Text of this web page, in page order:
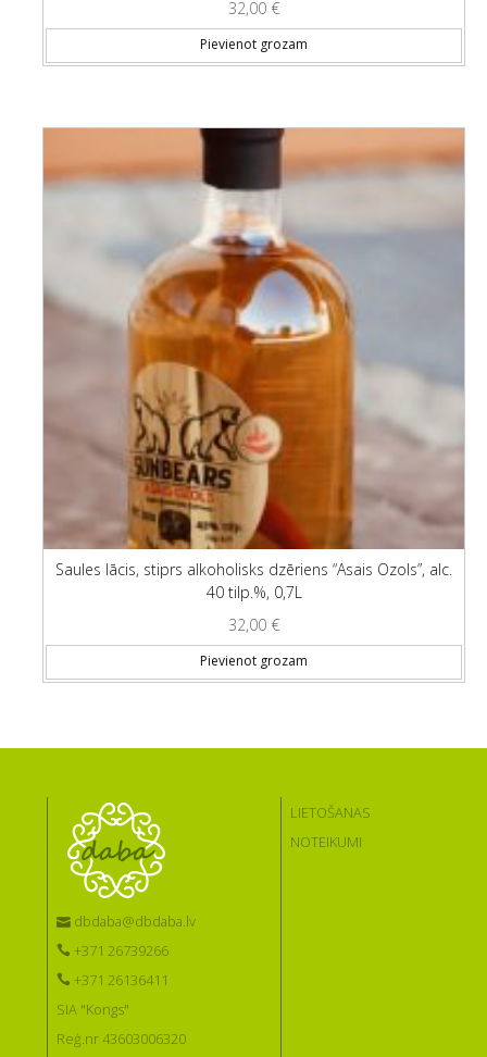
32,00 €
Pievienot grozam
Saules lācis, stiprs alkoholisks dzēriens “Asais Ozols”, alc.
40 tilp.%, 0,7L
32,00 €
Pievienot grozam
dbdaba@dbdaba.lv
+371 26739266
+371 26136411
SIA "Kongs"
Reģ.nr 43603006320
LIETOŠANAS
NOTEIKUMI